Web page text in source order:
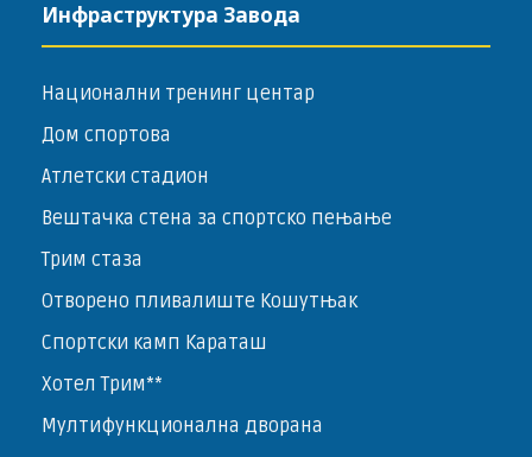
Инфраструктура Завода
Национални тренинг центар
Дом спортова
Атлетски стадион
Вештачка стена за спортско пењање
Трим стаза
Отворено пливалиште Кошутњак
Спортски камп Караташ
Хотел Трим**
Мултифункционална дворана